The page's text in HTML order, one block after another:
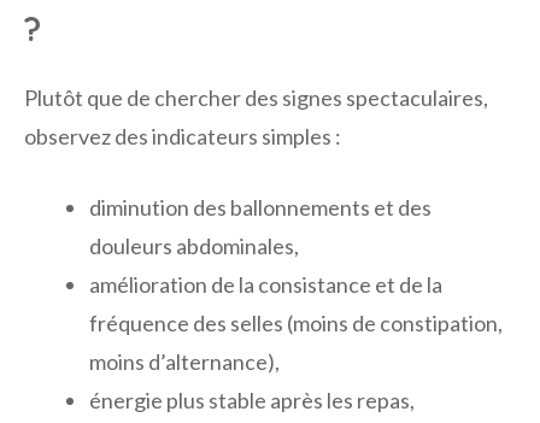
?
Plutôt que de chercher des signes spectaculaires,
observez des indicateurs simples :
diminution des ballonnements et des
douleurs abdominales,
amélioration de la consistance et de la
fréquence des selles (moins de constipation,
moins d’alternance),
énergie plus stable après les repas,